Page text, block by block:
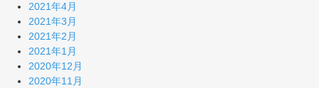
2021年4月
2021年3月
2021年2月
2021年1月
2020年12月
2020年11月